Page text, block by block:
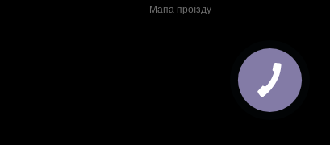
Мапа проїзду